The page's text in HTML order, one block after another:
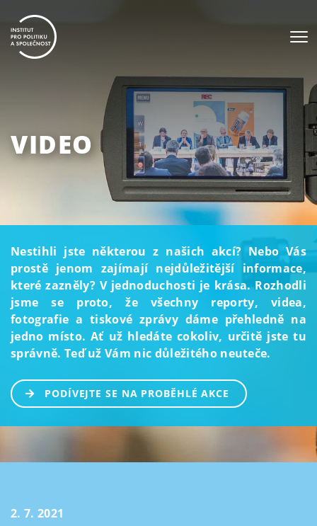
VIDEO
Nestihli jste některou z našich akcí? Nebo Vás
prostě jenom zajímají nejdůležitější informace,
které zazněly? V jednoduchosti je krása. Rozhodli
jsme se proto, že všechny reporty, videa,
fotografie a tiskové zprávy dáme přehledně na
jedno místo. Ať už hledáte cokoliv, určitě jste tu
správně. Teď už Vám nic důležitého neuteče.
PODÍVEJTE SE NA PROBĚHLÉ AKCE
2. 7. 2021